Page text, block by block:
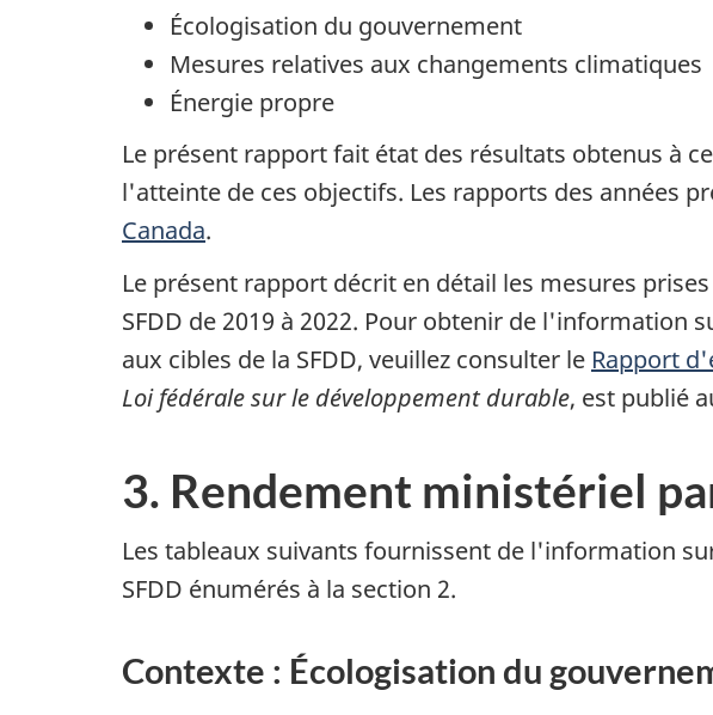
Écologisation du gouvernement
Mesures relatives aux changements climatiques
Énergie propre
Le présent rapport fait état des résultats obtenus à
l'atteinte de ces objectifs. Les rapports des années
Canada.
Le présent rapport décrit en détail les mesures
SFDD de 2019 à 2022. Pour obtenir de
aux cibles de la SFDD, veuillez consulter le Rapport
Loi fédérale sur le développement durable, est publié
3. Rendement ministériel
Les tableaux suivants fournissent de l'information
SFDD énumérés à la section 2.
Contexte : Écologisation du